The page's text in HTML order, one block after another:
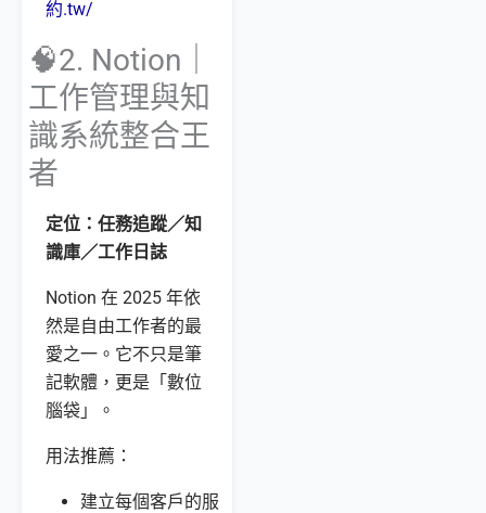
約.tw/
🧠2. Notion｜
工作管理與知
識系統整合王
者
定位：任務追蹤／知
識庫／工作日誌
Notion 在 2025 年依
然是自由工作者的最
愛之一。它不只是筆
記軟體，更是「數位
腦袋」。
用法推薦：
建立每個客戶的服